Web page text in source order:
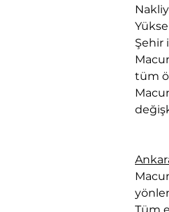
Şehir
tüm